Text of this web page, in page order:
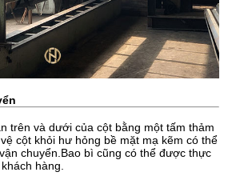
trên và dưới của cột bằng một tấm thảm
cột khỏi hư hỏng bề mặt mạ kẽm có thể
chuyển.Bao bì cũng có thể được thực
hàng.